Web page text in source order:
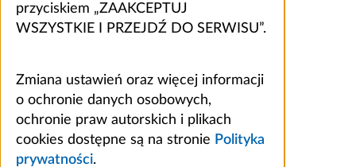
przyciskiem „ZAAKCEPTUJ
WSZYSTKIE I PRZEJDŹ DO SERWISU”.
Zmiana ustawień oraz więcej informacji
o ochronie danych osobowych,
ochronie praw autorskich i plikach
cookies dostępne są na stronie Polityka
prywatności.